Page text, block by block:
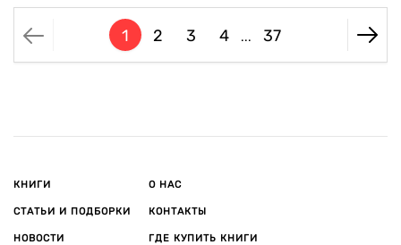
1 2 3 4 ... 37
КНИГИ
СТАТЬИ И ПОДБОРКИ
НОВОСТИ
О НАС
КОНТАКТЫ
ГДЕ КУПИТЬ КНИГИ